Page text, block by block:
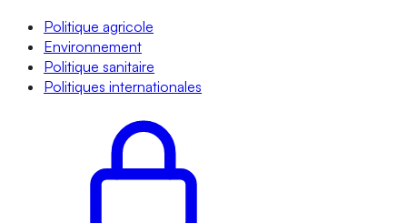
Politique agricole
Environnement
Politique sanitaire
Politiques internationales